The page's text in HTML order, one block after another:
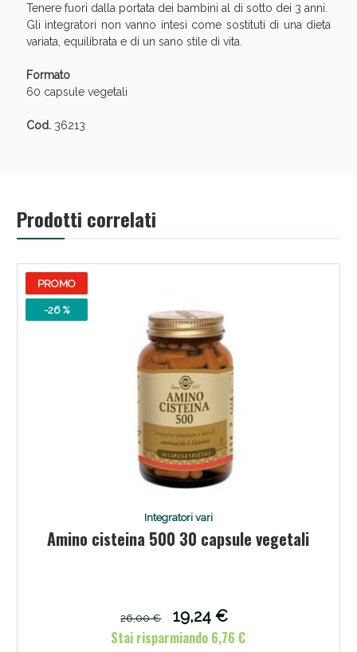
Tenere fuori dalla portata dei bambini al di sotto dei 3 anni.
Gli integratori non vanno intesi come sostituti di una dieta
variata, equilibrata e di un sano stile di vita.
Formato
60 capsule vegetali
Cod.36213
Prodotti correlati
PROMO
-26 %
Integratori vari
Amino cisteina 500 30 capsule vegetali
26,00 €
19,24 €
Stai risparmiando 6,76 €